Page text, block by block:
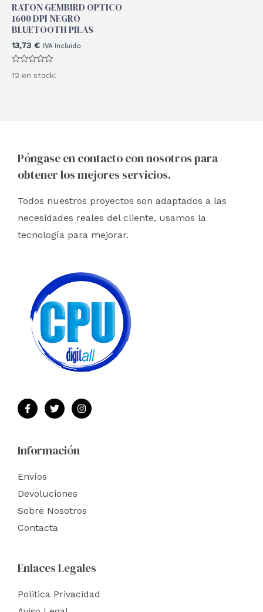
RATON GEMBIRD OPTICO
1600 DPI NEGRO
BLUETOOTH PILAS
13,73 € IVA Incluido
con
12 en stock!
Póngase en contacto con nosotros para
obtener los mejores servicios.
Todos nuestros proyectos son adaptados a las
necesidades reales del cliente, usamos la
tecnología para mejorar.
Información
Envíos
Devoluciones
Sobre Nosotros
Contacta
Enlaces Legales
Politica Privacidad